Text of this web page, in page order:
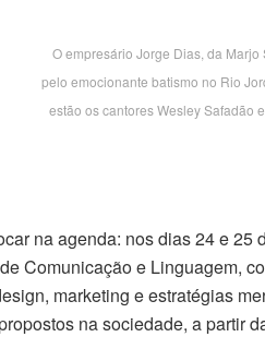
O empresário Jorge Dias, da
pelo emocionante batismo no Rio
estão os cantores Wesley Safadão
na agenda: nos dias 24 e
Comunicação e Linguagem,
marketing e estratégias
na sociedade, a partir